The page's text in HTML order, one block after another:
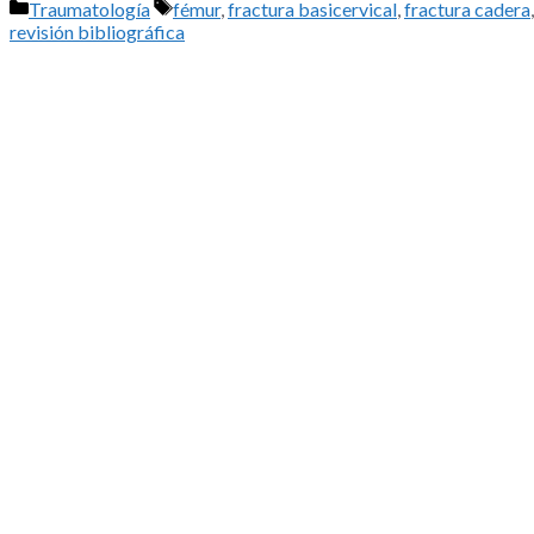
Categorías
Traumatología Etiquetas
fémur,fractura basicervical,fractura cadera,
revisión bibliográfica